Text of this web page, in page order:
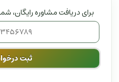
برای دریافت مشاوره رایگان،
ثبت